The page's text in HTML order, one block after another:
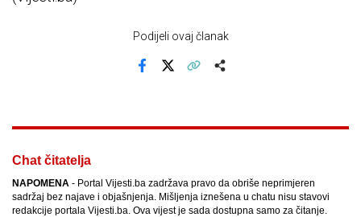
Podijeli ovaj članak
Chat čitatelja
NAPOMENA - Portal Vijesti.ba zadržava pravo da obriše neprimjeren
sadržaj bez najave i objašnjenja. Mišljenja iznešena u chatu nisu stavovi
redakcije portala Vijesti.ba. Ova vijest je sada dostupna samo za čitanje.